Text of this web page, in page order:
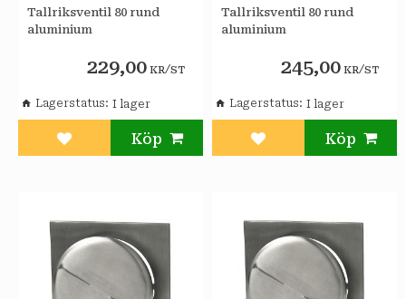
Tallriksventil 80 rund
aluminium
229,00 KR/ST
Lägg till i favoriter
Lagerstatus
Tallriksventil 80 rund
aluminium
245,00 KR/ST
Lägg till i favoriter
Lagerstatus